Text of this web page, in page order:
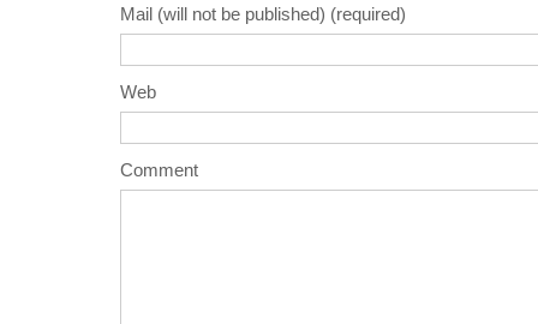
Mail (will not be published) (required)
Web
Comment